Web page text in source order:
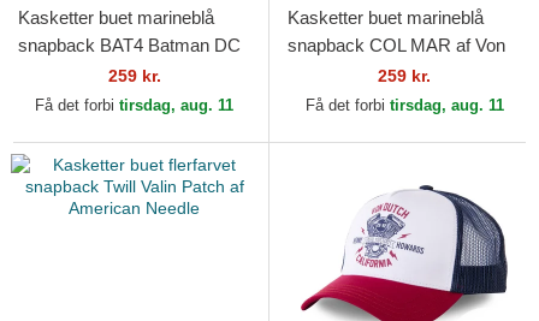
Kasketter buet marineblå
snapback BAT4 Batman DC
Comics af Capslab
259 kr.
Få det forbi tirsdag, aug. 11
Kasketter buet marineblå
snapback COL MAR af Von
259 kr.
Få det forbi tirsdag, aug. 11